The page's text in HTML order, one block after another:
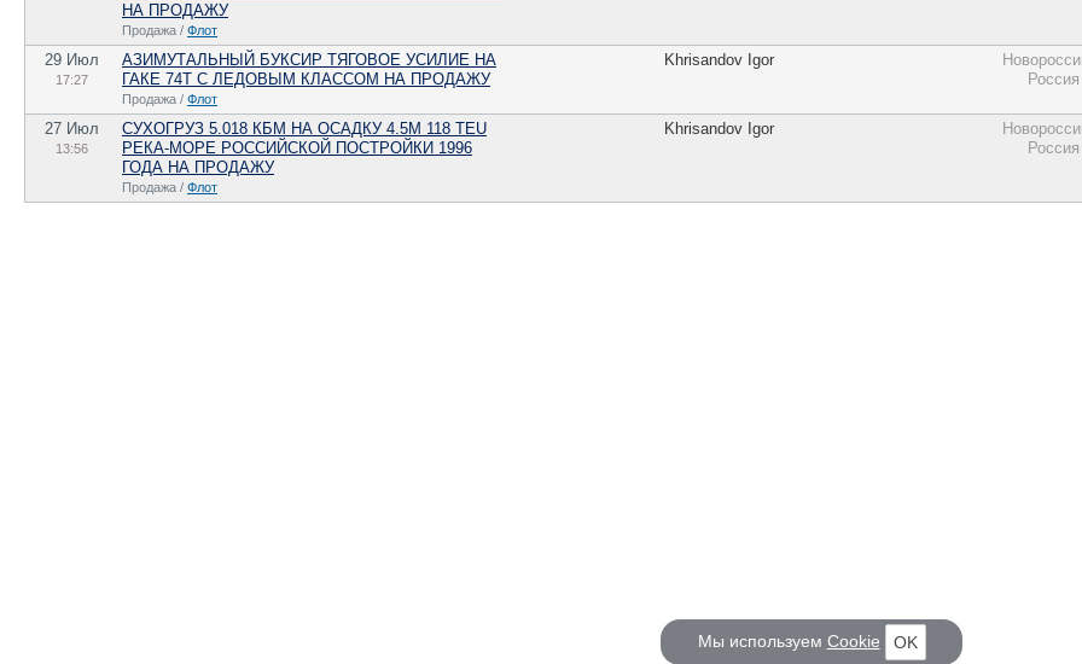
НА ПРОДАЖУ
Продажа / Флот
29 Июл
17:27
АЗИМУТАЛЬНЫЙ БУКСИР ТЯГОВОЕ УСИЛИЕ НА
ГАКЕ 74Т С ЛЕДОВЫМ КЛАССОМ НА ПРОДАЖУ
Продажа / Флот
Khrisandov Igor
Россия
27 Июл
13:56
СУХОГРУЗ 5.018 КБМ НА ОСАДКУ 4.5М 118 TEU
РЕКА-МОРЕ РОССИЙСКОЙ ПОСТРОЙКИ 1996
ГОДА НА ПРОДАЖУ
Продажа / Флот
Khrisandov Igor
Россия
Мы используем Cookie OK